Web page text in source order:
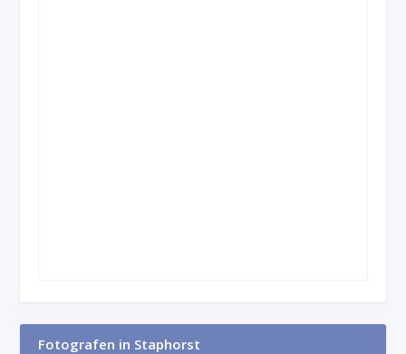
Fotografen in Staphorst